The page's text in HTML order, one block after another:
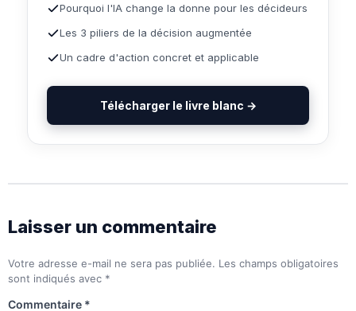
Pourquoi l'IA change la donne pour les décideurs
Les 3 piliers de la décision augmentée
Un cadre d'action concret et applicable
Télécharger le livre blanc →
Laisser un commentaire
Votre adresse e-mail ne sera pas publiée. Les champs obligatoires
sont indiqués avec *
Commentaire *